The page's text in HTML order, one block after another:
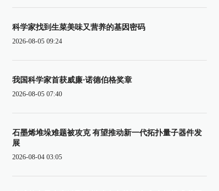
科学家找到生菜美味又营养的基因密码
2026-08-05 09:24
我国科学家首获威廉·诺德伯格奖章
2026-08-05 07:40
石墨烯堆垛难题被攻克 有望推动新一代拓扑量子器件发
展
2026-08-04 03:05